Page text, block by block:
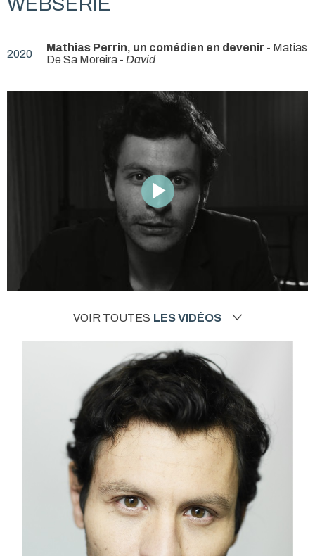
VOIR TOUTES LES VIDÉOS
2020 Mathias Perrin, un comédien en devenir - Matias
De Sa Moreira - David